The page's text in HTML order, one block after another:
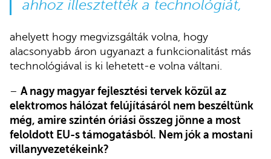
ahhoz illesztették a technológiát,
ahelyett hogy megvizsgálták volna, hogy
alacsonyabb áron ugyanazt a funkcionalitást más
technológiával is ki lehetett-e volna váltani.
– A nagy magyar fejlesztési tervek közül az
elektromos hálózat felújításáról nem beszéltünk
még, amire szintén óriási összeg jönne a most
feloldott EU-s támogatásból. Nem jók a mostani
villanyvezetékeink?